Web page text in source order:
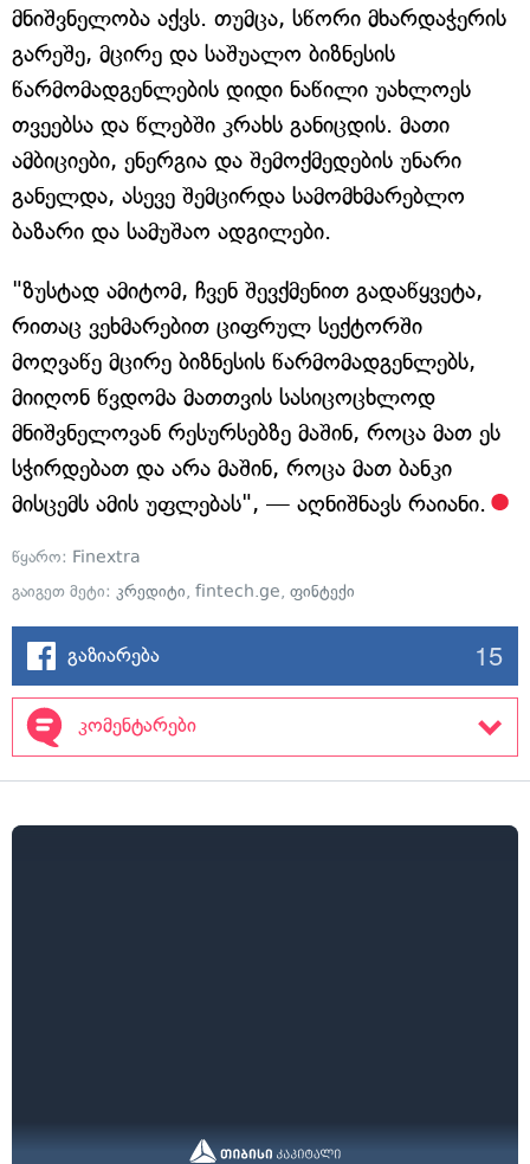
მნიშვნელობა აქვს. თუმცა, სწორი მხარდაჭერის
გარეშე, მცირე და საშუალო ბიზნესის
წარმომადგენლების დიდი ნაწილი უახლოეს
თვეებსა და წლებში კრახს განიცდის. მათი
ამბიციები, ენერგია და შემოქმედების უნარი
განელდა, ასევე შემცირდა სამომხმარებლო
ბაზარი და სამუშაო ადგილები.
"ზუსტად ამიტომ, ჩვენ შევქმენით გადაწყვეტა,
რითაც ვეხმარებით ციფრულ სექტორში
მოღვაწე მცირე ბიზნესის წარმომადგენლებს,
მიიღონ წვდომა მათთვის სასიცოცხლოდ
მნიშვნელოვან რესურსებზე მაშინ, როცა მათ ეს
სჭირდებათ და არა მაშინ, როცა მათ ბანკი
მისცემს ამის უფლებას", — აღნიშნავს რაიანი.
წყარო: Finextra
გაიგეთ მეტი: კრედიტი, fintech.ge, ფინტექი
გაზიარება 15
კომენტარები